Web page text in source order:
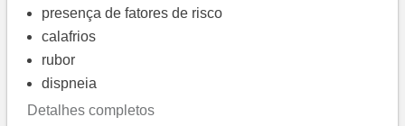
presença de fatores de risco
calafrios
rubor
dispneia
Detalhes completos